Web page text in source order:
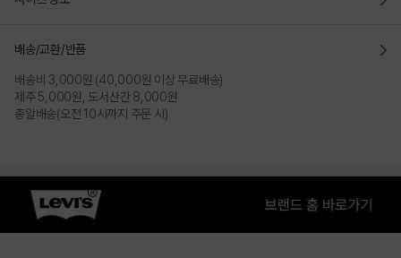
NAVY
배송/교환/반품
배송비 3,000원 (40,000원 이상 무료배송)
제주 5,000원, 도서산간 8,000원
총알배송(오전 10시까지 주문 시)